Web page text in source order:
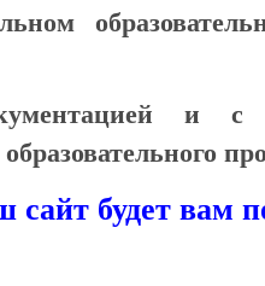
и с
будет вам